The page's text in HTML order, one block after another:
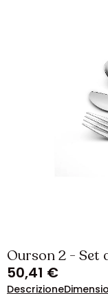
Ourson 2 - Set
50,41 €
Descrizione